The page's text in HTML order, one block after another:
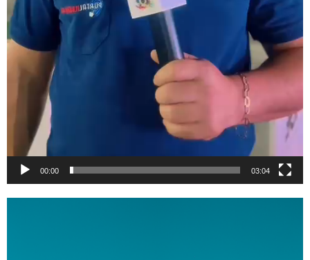
00:00 03:04